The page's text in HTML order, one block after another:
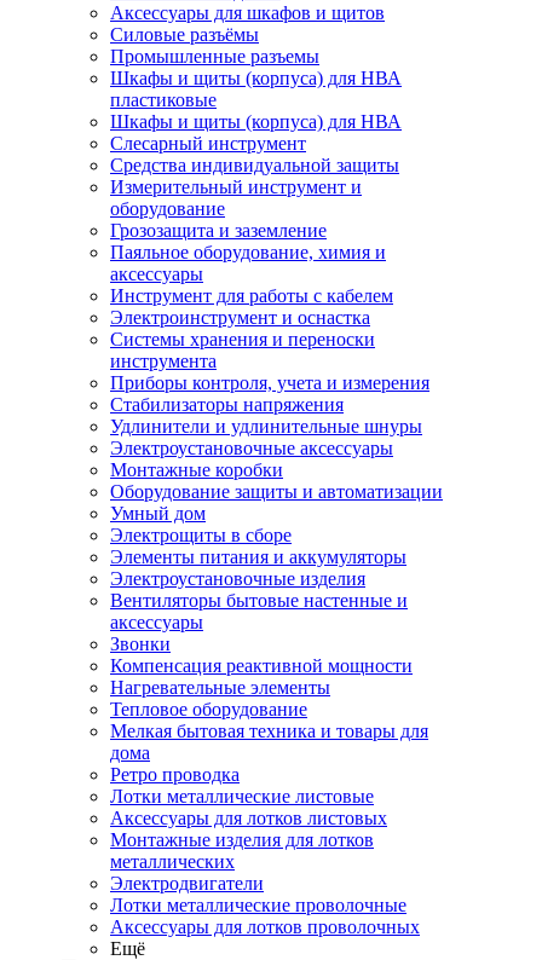
Аксессуары для шкафов и щитов
Силовые разъёмы
Промышленные разъемы
Шкафы и щиты (корпуса) для НВА
пластиковые
Шкафы и щиты (корпуса) для НВА
Слесарный инструмент
Средства индивидуальной защиты
Измерительный инструмент и
оборудование
Грозозащита и заземление
Паяльное оборудование, химия и
аксессуары
Инструмент для работы с кабелем
Электроинструмент и оснастка
Системы хранения и переноски
инструмента
Приборы контроля, учета и измерения
Стабилизаторы напряжения
Удлинители и удлинительные шнуры
Электроустановочные аксессуары
Монтажные коробки
Оборудование защиты и автоматизации
Умный дом
Электрощиты в сборе
Элементы питания и аккумуляторы
Электроустановочные изделия
Вентиляторы бытовые настенные и
аксессуары
Звонки
Компенсация реактивной мощности
Нагревательные элементы
Тепловое оборудование
Мелкая бытовая техника и товары для
дома
Ретро проводка
Лотки металлические листовые
Аксессуары для лотков листовых
Монтажные изделия для лотков
металлических
Электродвигатели
Лотки металлические проволочные
Аксессуары для лотков проволочных
Ещё